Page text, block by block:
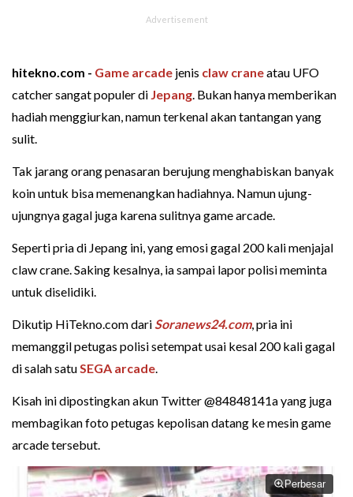
hitekno.com - Game arcade jenis claw craneatau UFO
catcher sangat populer di Jepang. Bukan hanya memberikan
hadiah menggiurkan, namun terkenal akan tantangan yang
sulit.
Tak jarang orang penasaran berujung menghabiskan banyak
koin untuk bisa memenangkan hadiahnya. Namun ujung-
ujungnya gagal juga karena sulitnya game arcade.
Seperti pria di Jepang ini, yang emosi gagal 200 kali menjajal
claw crane. Saking kesalnya, ia sampai lapor polisi meminta
untuk diselidiki.
Dikutip HiTekno.com dariSoranews24.com, pria ini
memanggil petugas polisi setempat usai kesal 200 kali gagal
di salah satuSEGA arcade.
Kisah ini dipostingkan akun Twitter @84848141a yang juga
membagikan foto petugas kepolisan datang ke mesin game
arcade tersebut.
Perbesar